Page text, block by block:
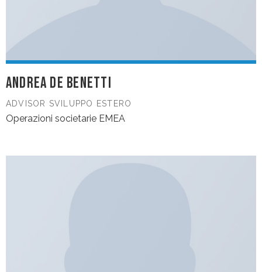
ANDREA DE BENETTI
ADVISOR SVILUPPO ESTERO
Operazioni societarie EMEA